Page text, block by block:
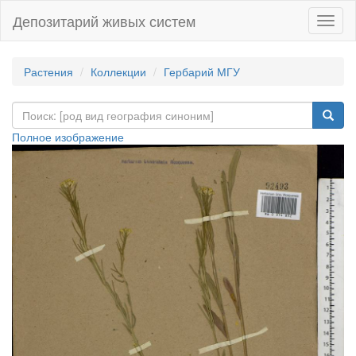
Депозитарий живых систем
Растения Коллекции Гербарий МГУ
Полное изображение